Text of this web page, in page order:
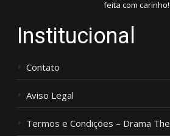
feita com carinho!
Institucional
Contato
Aviso Legal
Termos e Condições – Drama